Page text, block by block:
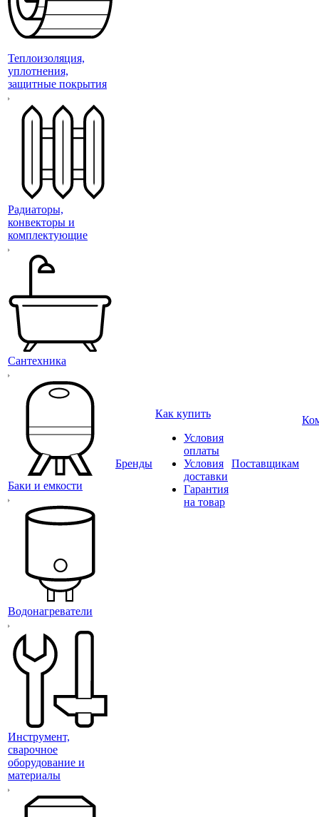
Теплоизоляция,
уплотнения,
защитные покрытия
Радиаторы,
конвекторы и
комплектующие
Сантехника
Баки и емкости
Водонагреватели
Инструмент,
сварочное
оборудование и
материалы
Бренды
Как купить
Условия
оплаты
Условия
доставки
Гарантия
на товар
Поставщикам